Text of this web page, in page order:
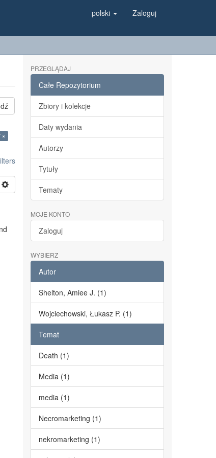
polski Zaloguj
×
PRZEGLĄDAJ
Całe Repozytorium
Zbiory i kolekcje
Daty wydania
Autorzy
Tytuły
Tematy
MOJE KONTO
Zaloguj
WYBIERZ
Autor
Shelton, Amiee J. (1)
Wojciechowski, Łukasz P. (1)
Temat
Death (1)
Media (1)
media (1)
Necromarketing (1)
nekromarketing (1)